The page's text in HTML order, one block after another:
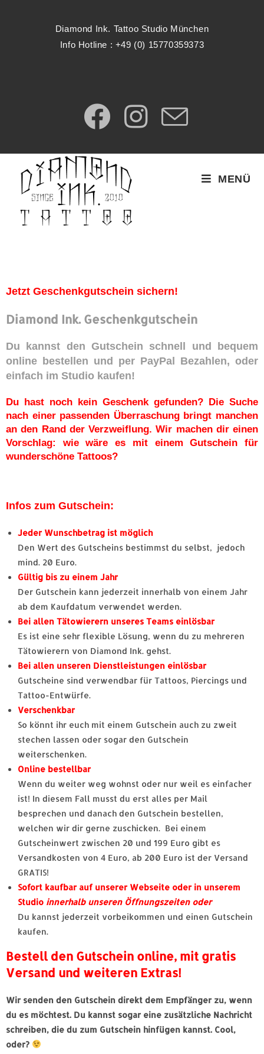
Diamond Ink. Tattoo Studio München
Info Hotline : +49 (0) 15770359373
MENÜ
Jetzt Geschenkgutschein sichern!
Diamond Ink. Geschenkgutschein
Du kannst den Gutschein schnell und bequem
online bestellen und per PayPal Bezahlen, oder
einfach im Studio kaufen!
Du hast noch kein Geschenk gefunden? Die Suche
nach einer passenden Überraschung bringt manchen
an den Rand der Verzweiflung. Wir machen dir einen
Vorschlag: wie wäre es mit einem Gutschein für
wunderschöne Tattoos?
Infos zum Gutschein:
Jeder Wunschbetrag ist möglich
Den Wert des Gutscheins bestimmst du selbst, jedoch
mind. 20 Euro.
Gültig bis zu einem Jahr
Der Gutschein kann jederzeit innerhalb von einem Jahr
ab dem Kaufdatum verwendet werden.
Bei allen Tätowierern unseres Teams einlösbar
Es ist eine sehr flexible Lösung, wenn du zu mehreren
Tätowierern von Diamond Ink. gehst.
Bei allen unseren Dienstleistungen einlösbar
Gutscheine sind verwendbar für Tattoos, Piercings und
Tattoo-Entwürfe.
Verschenkbar
So könnt ihr euch mit einem Gutschein auch zu zweit
stechen lassen oder sogar den Gutschein
weiterschenken.
Online bestellbar
Wenn du weiter weg wohnst oder nur weil es einfacher
ist! In diesem Fall musst du erst alles per Mail
besprechen und danach den Gutschein bestellen,
welchen wir dir gerne zuschicken. Bei einem
Gutscheinwert zwischen 20 und 199 Euro gibt es
Versandkosten von 4 Euro, ab 200 Euro ist der Versand
GRATIS!
Sofort kaufbar auf unserer Webseite oder in unserem
Studio innerhalb unseren Öffnungszeiten oder
Du kannst jederzeit vorbeikommen und einen Gutschein
kaufen.
Bestell den Gutschein online, mit gratis
Versand und weiteren Extras!
Wir senden den Gutschein direkt dem Empfänger zu, wenn
du es möchtest. Du kannst sogar eine zusätzliche Nachricht
schreiben, die du zum Gutschein hinfügen kannst. Cool,
oder?